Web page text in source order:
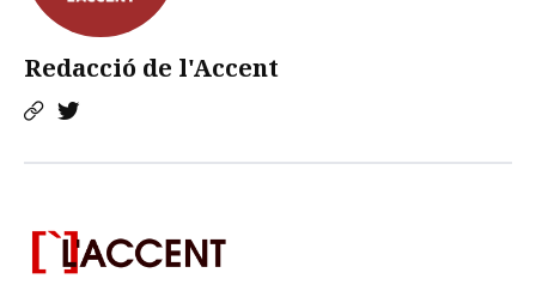
Redacció de l'Accent